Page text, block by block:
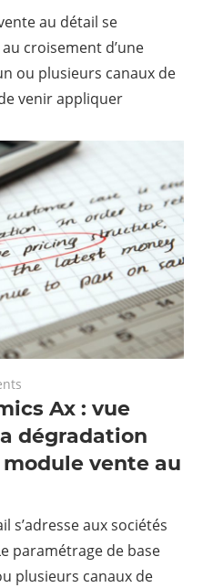
au détail se
croisement d’une
ou plusieurs canaux de
venir appliquer
Ax : vue
dégradation
vente au
s’adresse aux sociétés
paramétrage de base
plusieurs canaux de